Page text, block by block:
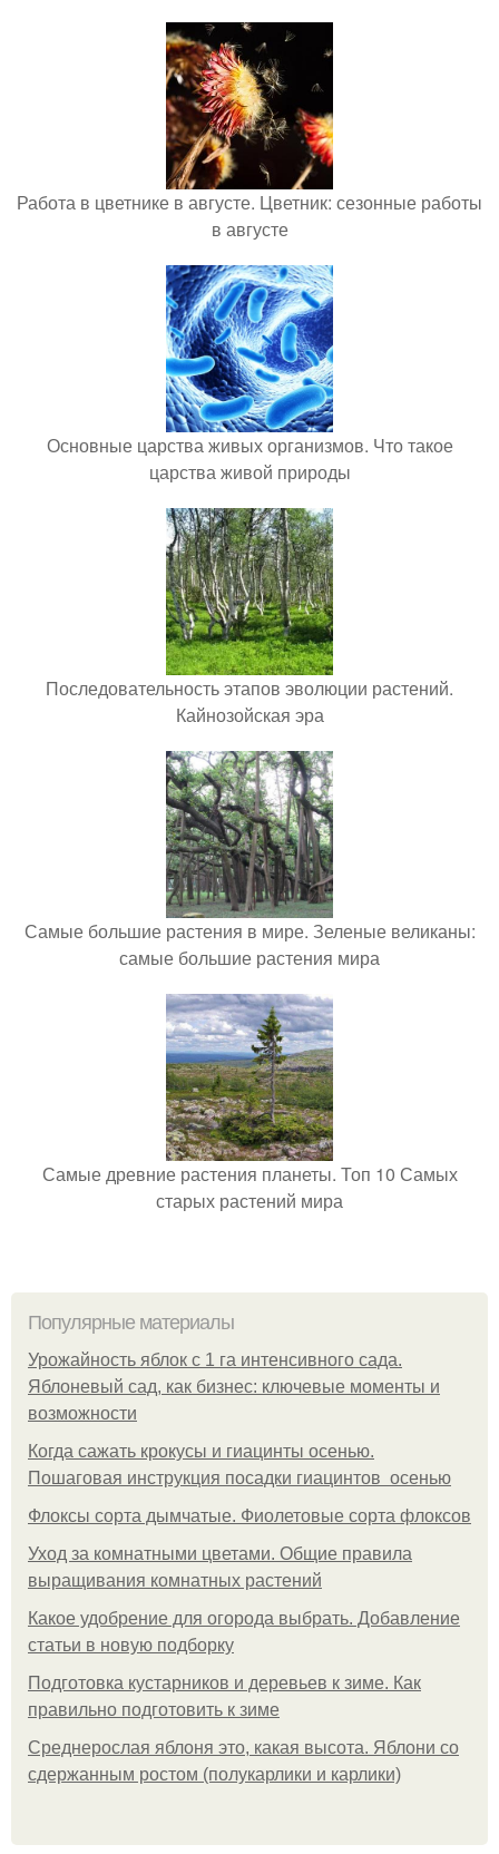
Работа в цветнике в августе. Цветник: сезонные работы
в августе
Основные царства живых организмов. Что такое
царства живой природы
Последовательность этапов эволюции растений.
Кайнозойская эра
Самые большие растения в мире. Зеленые великаны:
самые большие растения мира
Самые древние растения планеты. Топ 10 Самых
старых растений мира
Популярные материалы
Урожайность яблок с 1 га интенсивного сада.
Яблоневый сад, как бизнес: ключевые моменты и
возможности
Когда сажать крокусы и гиацинты осенью.
Пошаговая инструкция посадки гиацинтов осенью
Флоксы сорта дымчатые. Фиолетовые сорта флоксов
Уход за комнатными цветами. Общие правила
выращивания комнатных растений
Какое удобрение для огорода выбрать. Добавление
статьи в новую подборку
Подготовка кустарников и деревьев к зиме. Как
правильно подготовить к зиме
Среднерослая яблоня это, какая высота. Яблони со
сдержанным ростом (полукарлики и карлики)